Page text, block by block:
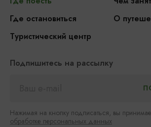
Где остановиться
О
Туристический центр
Подпишитесь на рассылку
Нажимая на кнопку подписаться, вы
обработке персональных данных